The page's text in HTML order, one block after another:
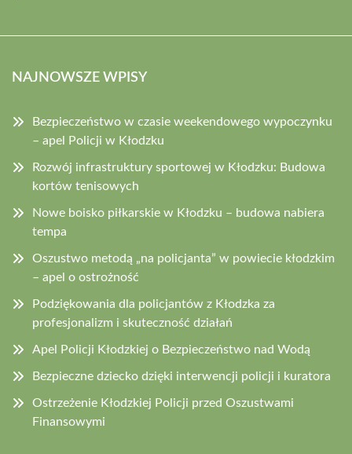
NAJNOWSZE WPISY
Bezpieczeństwo w czasie weekendowego wypoczynku
– apel Policji w Kłodzku
Rozwój infrastruktury sportowej w Kłodzku: Budowa
kortów tenisowych
Nowe boisko piłkarskie w Kłodzku – budowa nabiera
tempa
Oszustwo metodą „na policjanta” w powiecie kłodzkim
– apel o ostrożność
Podziękowania dla policjantów z Kłodzka za
profesjonalizm i skuteczność działań
Apel Policji Kłodzkiej o Bezpieczeństwo nad Wodą
Bezpieczne dziecko dzięki interwencji policji i kuratora
Ostrzeżenie Kłodzkiej Policji przed Oszustwami
Finansowymi